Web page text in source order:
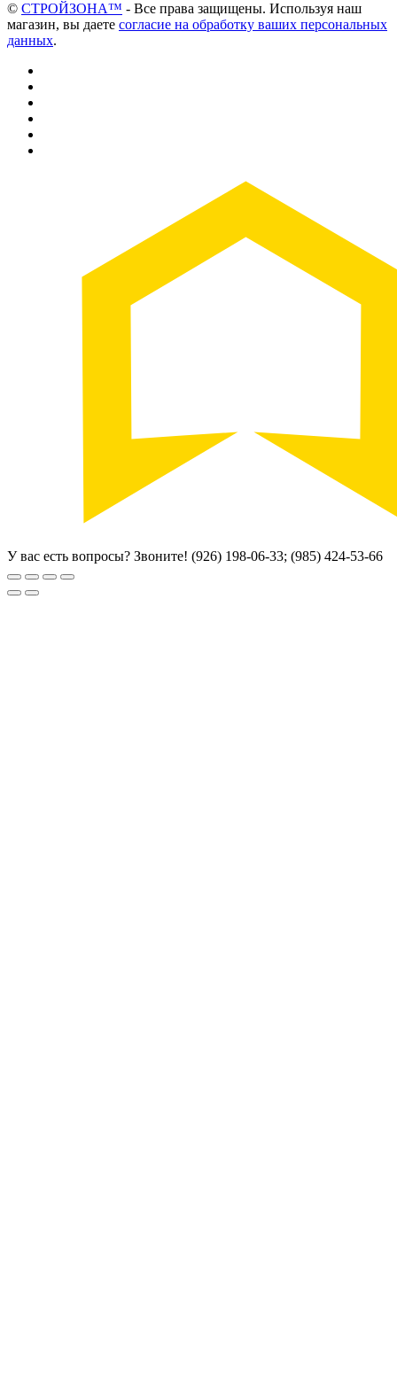
© СТРОЙЗОНА™ - Все права защищены. Используя наш
магазин, вы даете согласие на обработку ваших персональных
данных.
У вас есть вопросы? Звоните! (926) 198-06-33; (985) 424-53-66